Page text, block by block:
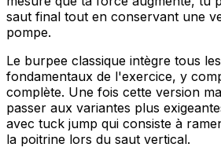
saut final tout en conservant une
pompe.
Le burpee classique intègre tous
fondamentaux de l'exercice, y
complète. Une fois cette version
passer aux variantes plus
avec tuck jump qui consiste à
la poitrine lors du saut vertical.